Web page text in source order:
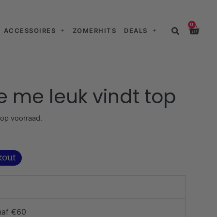
ACCESSOIRES ZOMERHITS DEALS
0
me leuk vindt top
voorraad.
€60